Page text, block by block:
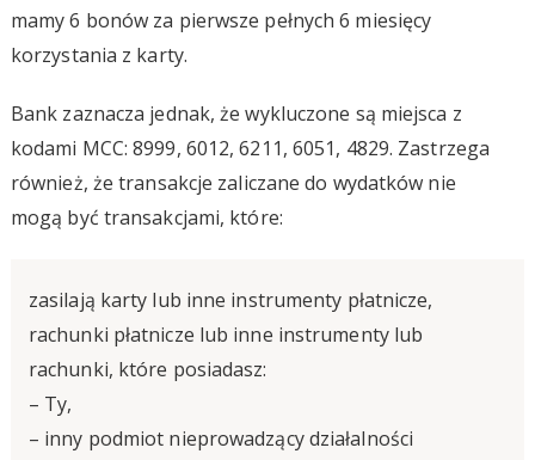
mamy 6 bonów za pierwsze pełnych 6 miesięcy
korzystania z karty.
Bank zaznacza jednak, że wykluczone są miejsca z
kodami MCC: 8999, 6012, 6211, 6051, 4829. Zastrzega
również, że transakcje zaliczane do wydatków nie
mogą być transakcjami, które:
zasilają karty lub inne instrumenty płatnicze,
rachunki płatnicze lub inne instrumenty lub
rachunki, które posiadasz:
– Ty,
– inny podmiot nieprowadzący działalności